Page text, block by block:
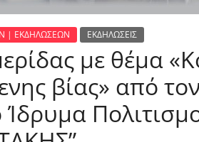
| ΕΚΔΗΛΩΣΕΩΝ ΕΚΔΗΛΩΣΕΙΣ
με θέμα
βίας» από
Ίδρυμα